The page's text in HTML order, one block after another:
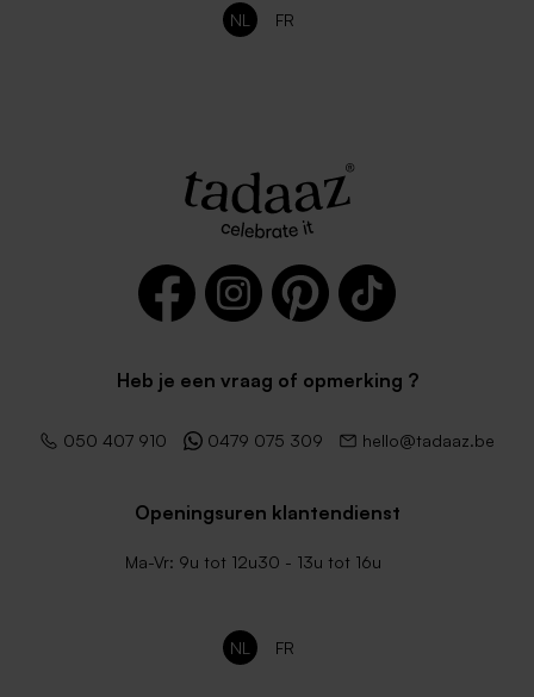
NL FR
Heb je een vraag of opmerking ?
050 407 910 0479 075 309 hello@tadaaz.be
Openingsuren klantendienst
Ma-Vr: 9u tot 12u30 - 13u tot 16u
NL FR